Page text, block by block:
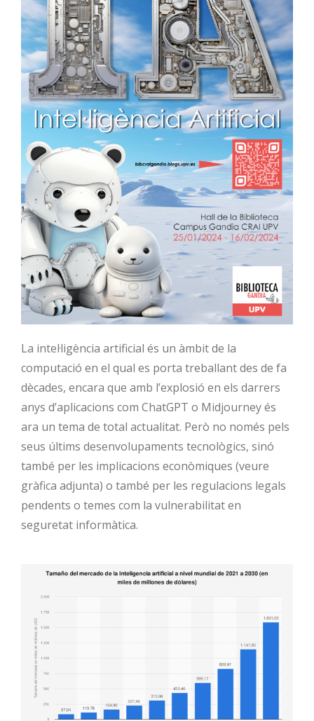
La intel·ligència artificial és un àmbit de la
computació en el qual es porta treballant des de fa
dècades, encara que amb l’explosió en els darrers
anys d’aplicacions com ChatGPT o Midjourney és
ara un tema de total actualitat. Però no només pels
seus últims desenvolupaments tecnològics, sinó
també per les implicacions econòmiques (veure
gràfica adjunta) o també per les regulacions legals
pendents o temes com la vulnerabilitat en
seguretat informàtica.